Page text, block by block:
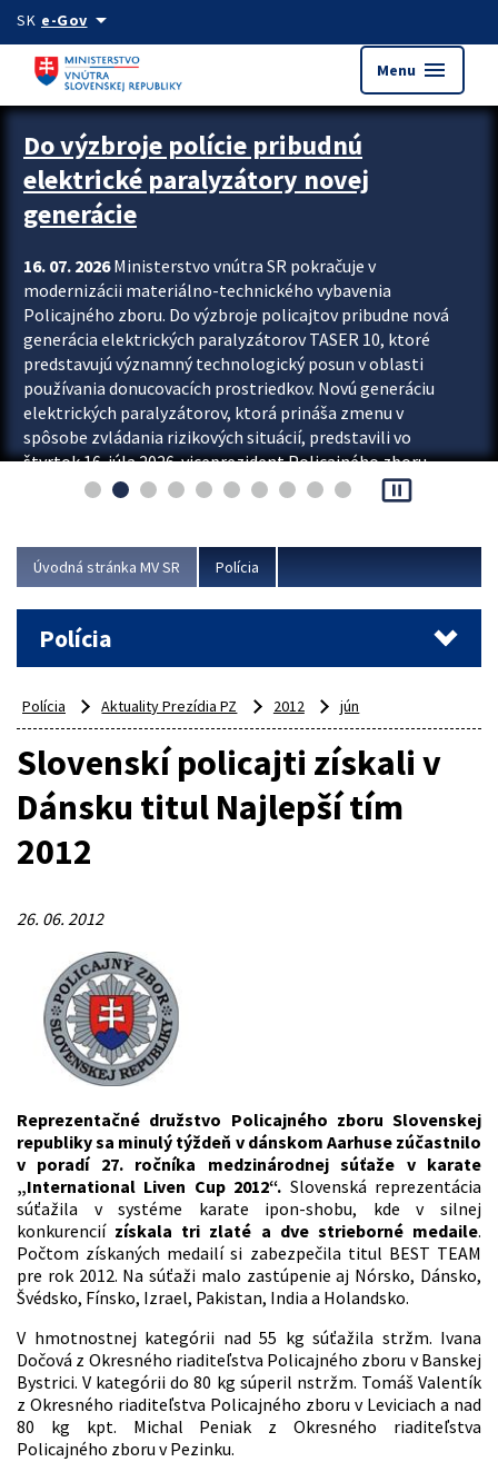
Preskocit na hlavný obsah
SK e-Govarrow_drop_down
Menu menu
Zastavit automatický posun upútavok
Do výzbroje polície pribudnú
elektrické paralyzátory novej
generácie
16. 07. 2026Ministerstvo vnútra SR pokračuje v
modernizácii materiálno-technického vybavenia
Policajného zboru. Do výzbroje policajtov pribudne nová
generácia elektrických paralyzátorov TASER 10, ktoré
predstavujú významný technologický posun v oblasti
používania donucovacích prostriedkov. Novú generáciu
elektrických paralyzátorov, ktorá prináša zmenu v
spôsobe zvládania rizikových situácií, predstavili vo
štvrtok 16. júla 2026 viceprezident Policajného zboru
Rastislav Polakovič a riaditeľ odboru výcviku...
pause_presentation
Úvodná stránka MV SR Polícia
Polícia
Polícia Aktuality Prezídia PZ 2012 jún
Slovenskí policajti získali v
Dánsku titul Najlepší tím
2012
26. 06. 2012
Reprezentačné družstvo Policajného zboru Slovenskej
republiky sa minulý týždeň v dánskom Aarhuse zúčastnilo
v poradí 27. ročníka medzinárodnej súťaže v karate
„International Liven Cup 2012“. Slovenská reprezentácia
súťažila v systéme karate ipon-shobu, kde v silnej
konkurencií získala tri zlaté a dve strieborné medaile.
Počtom získaných medailí si zabezpečila titul BEST TEAM
pre rok 2012. Na súťaži malo zastúpenie aj Nórsko, Dánsko,
Švédsko, Fínsko, Izrael, Pakistan, India a Holandsko.
V hmotnostnej kategórii nad 55 kg súťažila stržm. Ivana
Dočová z Okresného riaditeľstva Policajného zboru v Banskej
Bystrici. V kategórii do 80 kg súperil nstržm. Tomáš Valentík
z Okresného riaditeľstva Policajného zboru v Leviciach a nad
80 kg kpt. Michal Peniak z Okresného riaditeľstva
Policajného zboru v Pezinku.